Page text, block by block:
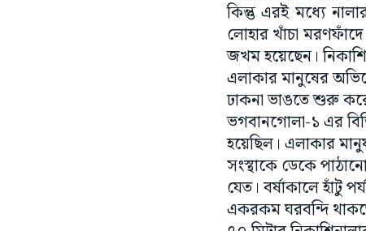
কিন্তু এরই মধ্যে
লোহার খাঁচা
জখম হয়েছেন। নিকাশি
এলাকার মানুষের
ঢাকনা ভাঙতে শুরু
ভগবানগোলা-১ এর
হয়েছিল। এলাকার
সংস্থাকে ডেকে
যেত। বর্ষাকালে হাঁটু
একরকম ঘরবন্দি